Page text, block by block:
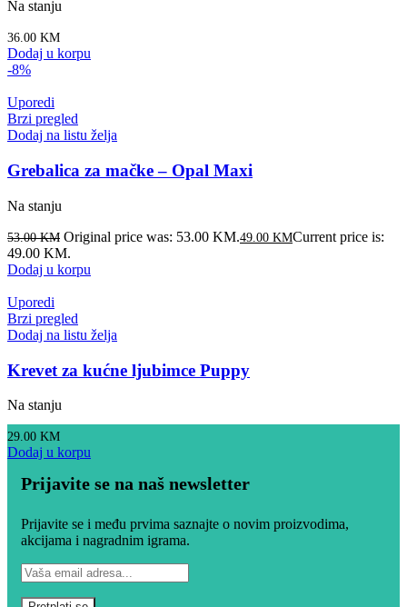
Na stanju
36.00 KM
Dodaj u korpu
-8%
Uporedi
Brzi pregled
Dodaj na listu želja
Grebalica za mačke – Opal Maxi
Na stanju
53.00KM Original price was: 53.00 KM.49.00 KMCurrent price is:
49.00 KM.
Dodaj u korpu
Uporedi
Brzi pregled
Dodaj na listu želja
Krevet za kućne ljubimce Puppy
Na stanju
29.00 KM
Dodaj u korpu
Prijavite se na naš newsletter
Prijavite se i među prvima saznajte o novim proizvodima,
akcijama i nagradnim igrama.